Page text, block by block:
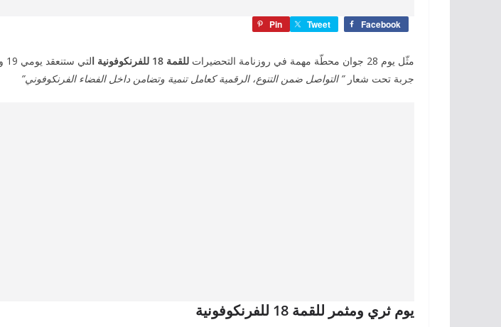
Facebook
Tweet
Pin
مثّل يوم 28 جوان محطّة مهمة في روزنامة التحضيرات للقمة 18 للفرنكوفونية ا
جربة تحت شعار” التواصل ضمن التنوع، الرقمية كعامل تنمية وتضامن داخل الفضاء الفرنكوفوني”
يوم ثري ومثمر للقمة 18 للفرنكوفونية